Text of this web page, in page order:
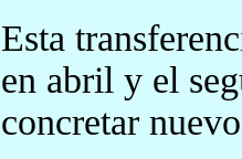
Esta
en abril y el
concretar